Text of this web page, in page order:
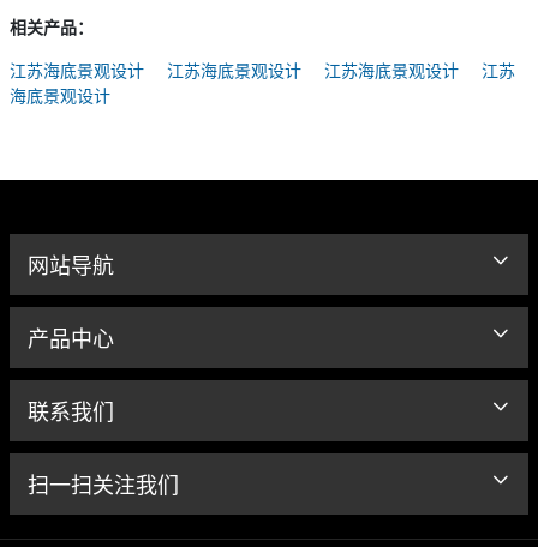
相关产品：
江苏海底景观设计
江苏海底景观设计 江苏海底景观设计
江苏
海底景观设计
网站导航
产品中心
联系我们
扫一扫关注我们